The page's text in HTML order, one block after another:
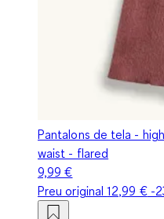
Pantalons de tela - high
waist - flared
9,99 €
Preu original12,99 €-